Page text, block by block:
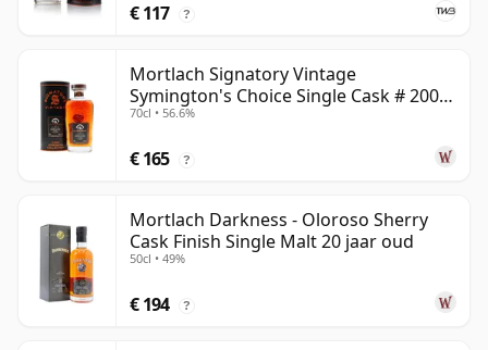
€ 117 ?
Mortlach Signatory Vintage
Symington's Choice Single Cask # 2007
17 jaar oud
70cl • 56.6%
€ 165 ?
Mortlach Darkness - Oloroso Sherry
Cask Finish Single Malt 20 jaar oud
50cl • 49%
€ 194 ?